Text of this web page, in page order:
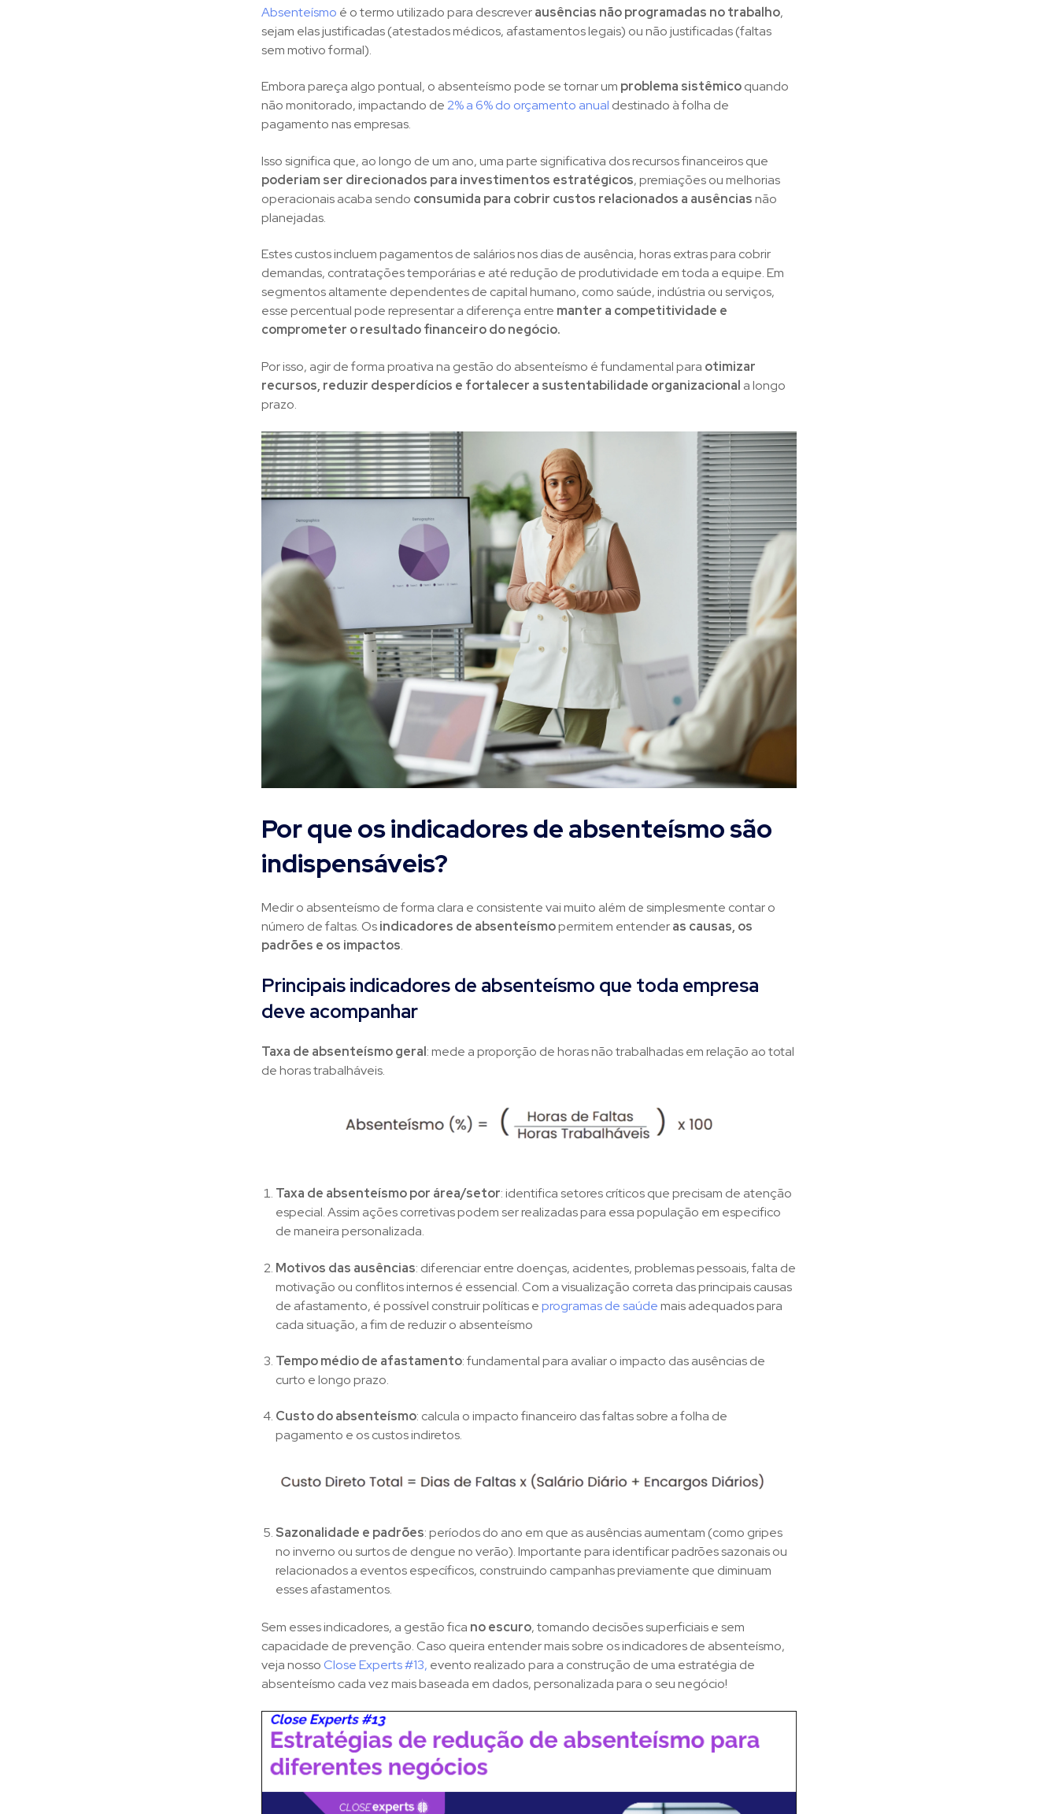
Absenteísmo é o termo utilizado para descreverausências não programadas no trabalho,
sejam elas justificadas (atestados médicos, afastamentos legais) ou não justificadas (faltas
sem motivo formal).
Embora pareça algo pontual, o absenteísmo pode se tornar um problema sistêmicoquando
não monitorado, impactando de2% a 6% do orçamento anual destinado à folha de
pagamento nas empresas.
Isso significa que, ao longo de um ano, uma parte significativa dos recursos financeiros que
poderiam ser direcionados para investimentos estratégicos, premiações ou melhorias
operacionais acaba sendo consumida para cobrir custos relacionados a ausênciasnão
planejadas.
Estes custos incluem pagamentos de salários nos dias de ausência, horas extras para cobrir
demandas, contratações temporárias e até redução de produtividade em toda a equipe. Em
segmentos altamente dependentes de capital humano, como saúde, indústria ou serviços,
esse percentual pode representar a diferença entre manter a competitividade e
comprometer o resultado financeiro do negócio.
Por isso, agir de forma proativa na gestão do absenteísmo é fundamental para otimizar
recursos, reduzir desperdícios e fortalecer a sustentabilidade organizacional a longo
prazo.
Por que os indicadores de absenteísmo são
indispensáveis?
Medir o absenteísmo de forma clara e consistente vai muito além de simplesmente contar o
número de faltas. Osindicadores de absenteísmopermitem entenderas causas, os
padrões e os impactos.
Principais indicadores de absenteísmo que toda empresa
deve acompanhar
Taxa de absenteísmo geral: mede a proporção de horas não trabalhadas em relação ao total
de horas trabalháveis.
Taxa de absenteísmo por área/setor: identifica setores críticos que precisam de atenção
especial. Assim ações corretivas podem ser realizadas para essa população em especifico
de maneira personalizada.
Motivos das ausências: diferenciar entre doenças, acidentes, problemas pessoais, falta de
motivação ou conflitos internos é essencial. Com a visualização correta das principais causas
de afastamento, é possível construir políticas eprogramas de saúdemais adequados para
cada situação, a fim de reduzir o absenteísmo
Tempo médio de afastamento: fundamental para avaliar o impacto das ausências de
curto e longo prazo.
Custo do absenteísmo: calcula o impacto financeiro das faltas sobre a folha de
pagamento e os custos indiretos.
Sazonalidade e padrões: períodos do ano em que as ausências aumentam (como gripes
no inverno ou surtos de dengue no verão). Importante paraidentificar padrões sazonais ou
relacionados a eventos específicos, construindo campanhas previamente que diminuam
esses afastamentos.
Sem esses indicadores, a gestão fica no escuro, tomando decisões superficiais e sem
capacidade de prevenção. Caso queira entender mais sobre os indicadores de absenteísmo,
veja nossoClose Experts #13, evento realizado para a construção de uma estratégia de
absenteísmo cada vez mais baseada em dados, personalizada para o seu negócio!